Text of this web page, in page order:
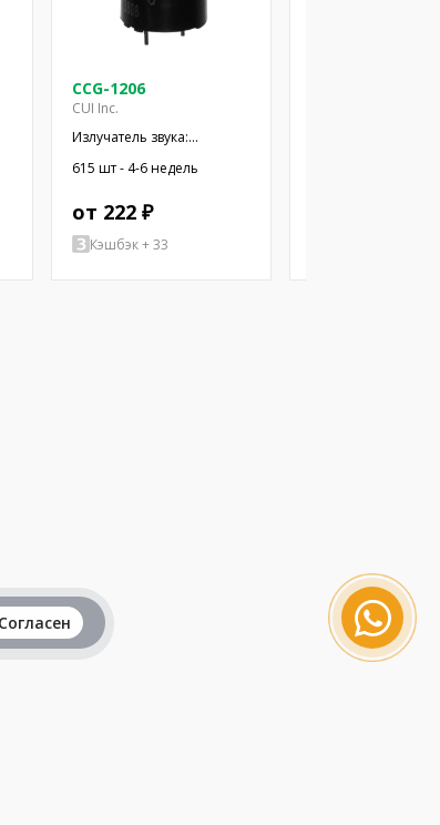
CCG-1206
CUI Inc.
Излучатель звука:
электромагнитный
сигнализатор; THT; 2,4кГц
615 шт - 4-6 недель
от 222 ₽
Кэшбэк + 33
Согласен